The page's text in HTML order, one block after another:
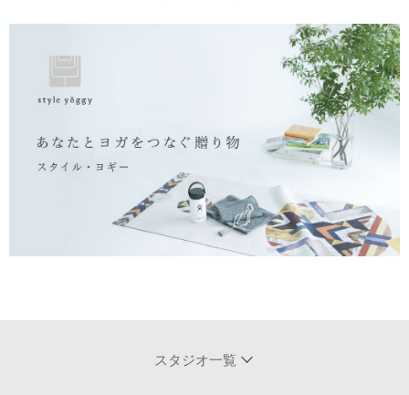
スタジオ一覧